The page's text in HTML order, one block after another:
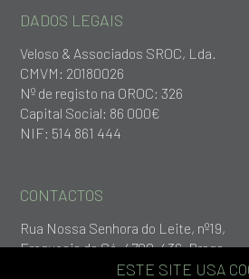
DADOS LEGAIS
Veloso & Associados SROC, Lda.
CMVM: 20180026
Nº de registo na OROC: 326
Capital Social: 86 000€
NIF: 514 861 444
CONTACTOS
Rua Nossa Senhora do Leite, nº19,
Freguesia da Sé, 4700-436, Braga
ESTE SITE USA